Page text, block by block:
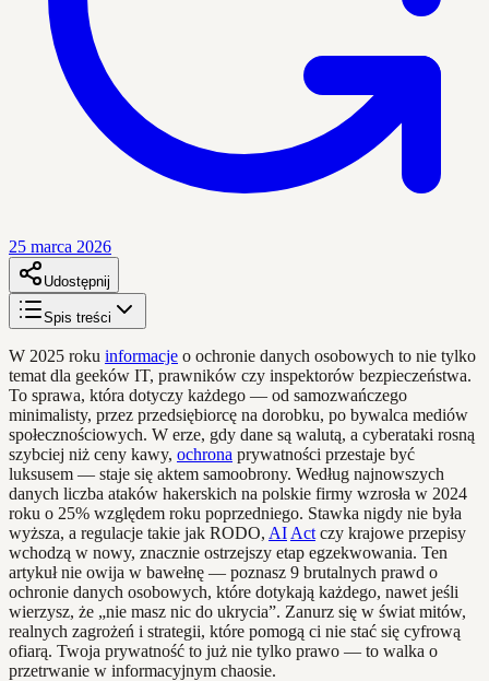
25 marca 2026
Udostępnij
Spis treści
W 2025 roku informacje o ochronie danych osobowych to nie tylko
temat dla geeków IT, prawników czy inspektorów bezpieczeństwa.
To sprawa, która dotyczy każdego — od samozwańczego
minimalisty, przez przedsiębiorcę na dorobku, po bywalca mediów
społecznościowych. W erze, gdy dane są walutą, a cyberataki rosną
szybciej niż ceny kawy, ochrona prywatności przestaje być
luksusem — staje się aktem samoobrony. Według najnowszych
danych liczba ataków hakerskich na polskie firmy wzrosła w 2024
roku o 25% względem roku poprzedniego. Stawka nigdy nie była
wyższa, a regulacje takie jak RODO, AI Act czy krajowe przepisy
wchodzą w nowy, znacznie ostrzejszy etap egzekwowania. Ten
artykuł nie owija w bawełnę — poznasz 9 brutalnych prawd o
ochronie danych osobowych, które dotykają każdego, nawet jeśli
wierzysz, że „nie masz nic do ukrycia”. Zanurz się w świat mitów,
realnych zagrożeń i strategii, które pomogą ci nie stać się cyfrową
ofiarą. Twoja prywatność to już nie tylko prawo — to walka o
przetrwanie w informacyjnym chaosie.